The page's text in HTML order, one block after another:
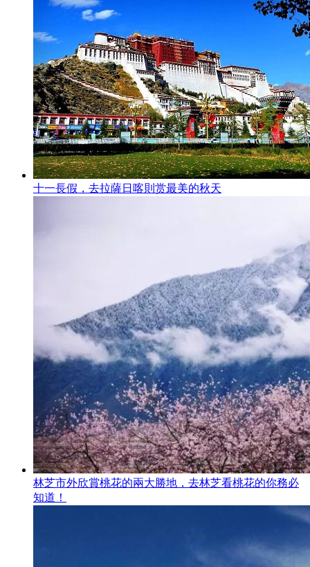
十一長假，去拉薩日喀則赏最美的秋天
林芝市外欣賞桃花的兩大勝地，去林芝看桃花的你務必
知道！